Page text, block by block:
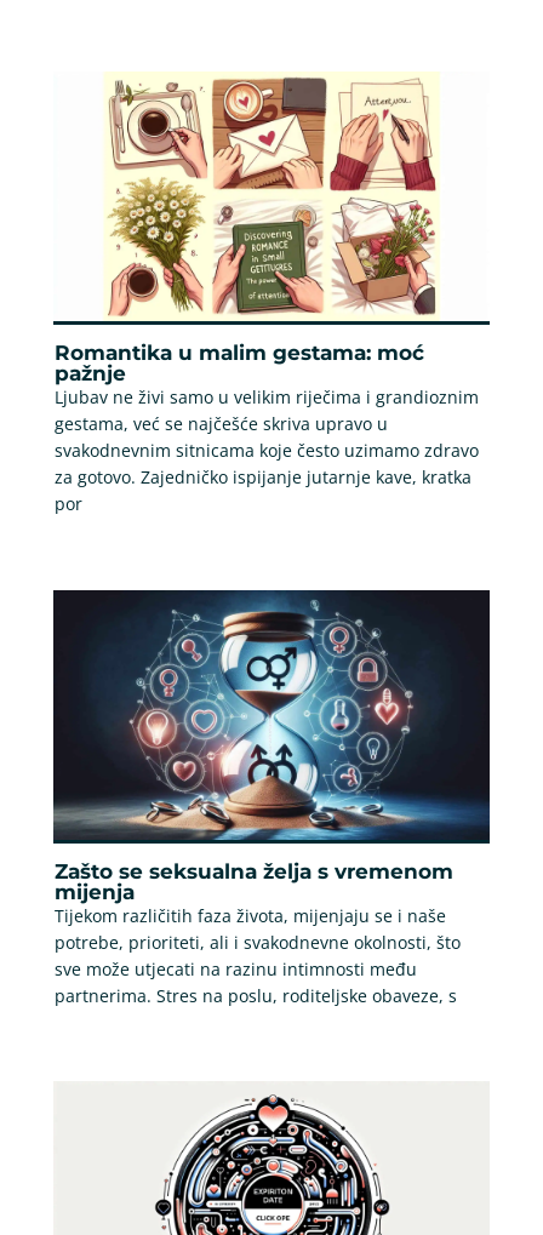
Romantika u malim gestama: moć
pažnje
Ljubav ne živi samo u velikim riječima i grandioznim
gestama, već se najčešće skriva upravo u
svakodnevnim sitnicama koje često uzimamo zdravo
za gotovo. Zajedničko ispijanje jutarnje kave, kratka
por
Zašto se seksualna želja s vremenom
mijenja
Tijekom različitih faza života, mijenjaju se i naše
potrebe, prioriteti, ali i svakodnevne okolnosti, što
sve može utjecati na razinu intimnosti među
partnerima. Stres na poslu, roditeljske obaveze, s